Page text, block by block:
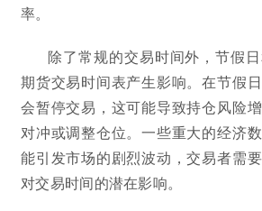
率。
除了常规的交易时间外，节假
期货交易时间表产生影响。在节假
会暂停交易，这可能导致持仓风险
对冲或调整仓位。一些重大的经济
能引发市场的剧烈波动，交易者需
对交易时间的潜在影响。